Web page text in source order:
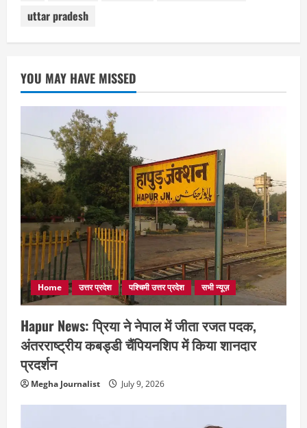
uttar pradesh
YOU MAY HAVE MISSED
Home उत्तर प्रदेश पश्चिमी उत्तर प्रदेश सभी न्यूज़
Hapur News: प्रिया ने नेपाल में जीता रजत पदक,
अंतरराष्ट्रीय कबड्डी चैंपियनशिप में किया शानदार
प्रदर्शन
Megha Journalist July 9, 2026